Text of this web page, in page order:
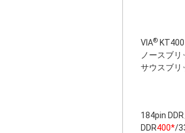
VIA®
ノースブリ
サウスブリ
184pin
DDR400*/